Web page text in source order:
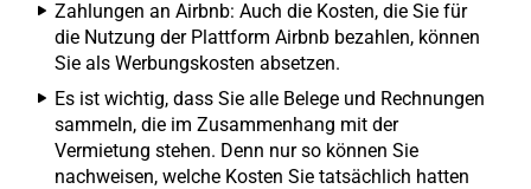
Zahlungen an Airbnb: Auch die Kosten, die Sie für
die Nutzung der Plattform Airbnb bezahlen, können
Sie als Werbungskosten absetzen.
Es ist wichtig, dass Sie alle Belege und Rechnungen
sammeln, die im Zusammenhang mit der
Vermietung stehen. Denn nur so können Sie
nachweisen, welche Kosten Sie tatsächlich hatten